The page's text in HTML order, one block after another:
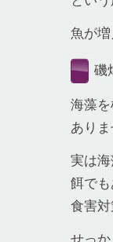
魚が
磯
海藻
ありま
実は
餌で
食害対
せっ